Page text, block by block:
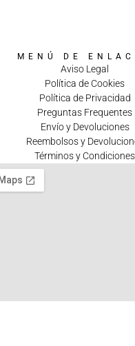
MENÚ DE
Aviso Legal
Política de Cookies
Política de Privacidad
Preguntas Frequentes
Envío y Devoluciones
Reembolsos y
Términos y Condiciones